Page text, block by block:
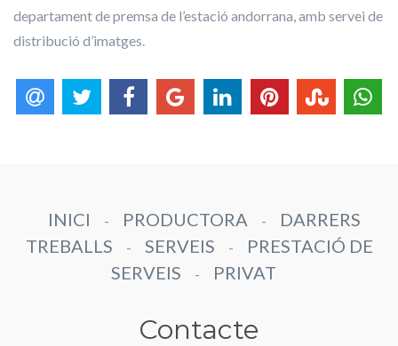
departament de premsa de l’estació andorrana, amb servei de
distribució d’imatges.
INICI - PRODUCTORA -
DARRERS
TREBALLS
- SERVEIS -
PRESTACIÓ DE
SERVEIS
- PRIVAT
Contacte